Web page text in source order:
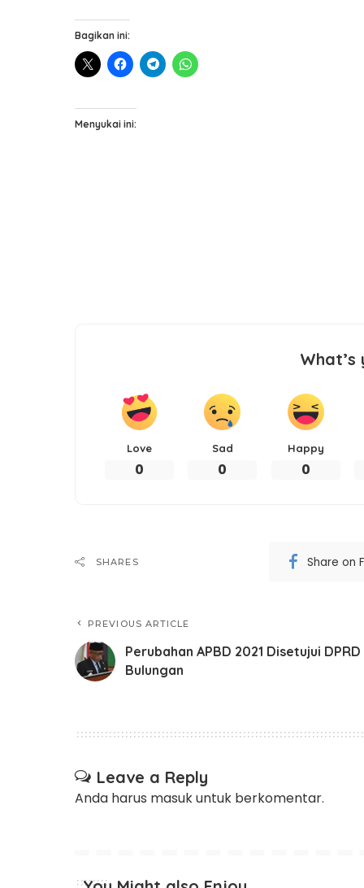
Bagikan ini:
Menyukai ini:
Love
0
Sad
0
Happy
0
SHARES Share on
PREVIOUS ARTICLE
Perubahan APBD 2021 Disetujui DPRD
Bulungan
Leave a Reply
Anda harus masukuntuk berkomentar.